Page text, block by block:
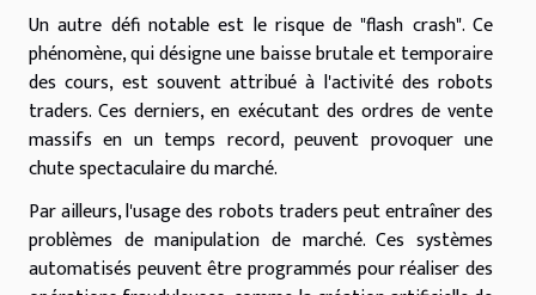
Un autre défi notable est le risque de "flash crash". Ce
phénomène, qui désigne une baisse brutale et temporaire
des cours, est souvent attribué à l'activité des robots
traders. Ces derniers, en exécutant des ordres de vente
massifs en un temps record, peuvent provoquer une
chute spectaculaire du marché.
Par ailleurs, l'usage des robots traders peut entraîner des
problèmes de manipulation de marché. Ces systèmes
automatisés peuvent être programmés pour réaliser des